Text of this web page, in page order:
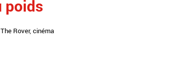
poids
The Rover, cinéma